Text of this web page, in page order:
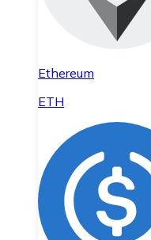
Ethereum
ETH